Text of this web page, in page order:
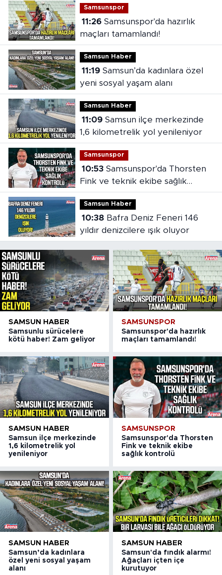
Samsunspor
11:26Samsunspor'da hazırlık
maçları tamamlandı!
Samsun Haber
11:19Samsun’da kadınlara özel
yeni sosyal yaşam alanı
Samsun Haber
11:09Samsun ilçe merkezinde
1,6 kilometrelik yol yenileniyor
Samsunspor
10:53Samsunspor'da Thorsten
Fink ve teknik ekibe sağlık
kontrolü
Samsun Haber
10:38Bafra Deniz Feneri 146
yıldır denizcilere ışık oluyor
SAMSUN HABER
Samsunlu sürücelere
kötü haber! Zam geliyor
SAMSUNSPOR
Samsunspor'da hazırlık
maçları tamamlandı!
SAMSUN HABER
Samsun ilçe merkezinde
1,6 kilometrelik yol
yenileniyor
SAMSUNSPOR
Samsunspor'da Thorsten
Fink ve teknik ekibe
sağlık kontrolü
SAMSUN HABER
Samsun’da kadınlara
özel yeni sosyal yaşam
alanı
SAMSUN HABER
Samsun'da fındık alarmı!
Ağaçları içten içe
kurutuyor